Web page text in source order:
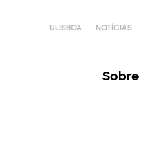
ULISBOA NOTÍCIAS
Sobre